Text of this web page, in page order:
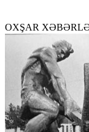
OXŞAR